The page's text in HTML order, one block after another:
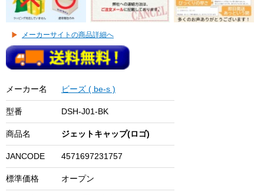
メーカーサイトの商品詳細へ
メーカー名 ビーズ ( be-s )
型番 DSH-J01-BK
商品名 ジェットキャップ(ロゴ)
JANCODE 4571697231757
標準価格 オープン